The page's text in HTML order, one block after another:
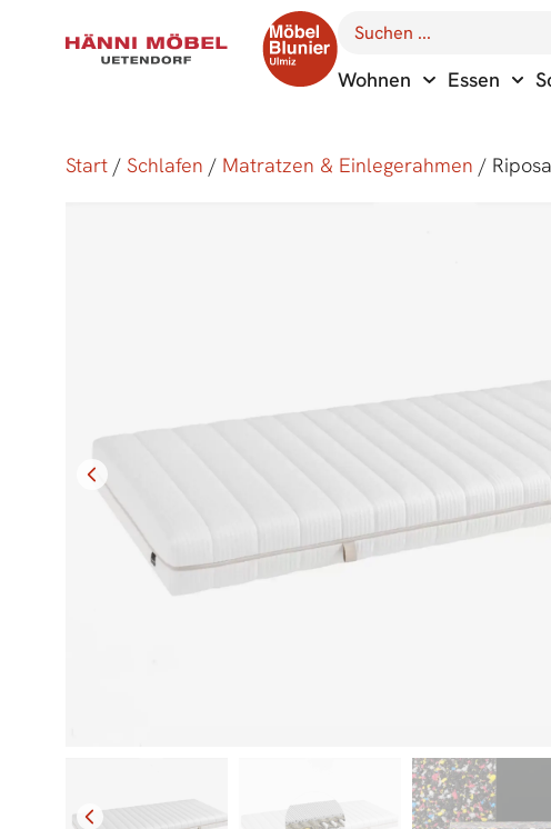
Wohnen Essen
Start / Schlafen / Matratzen & Einlegerahmen /